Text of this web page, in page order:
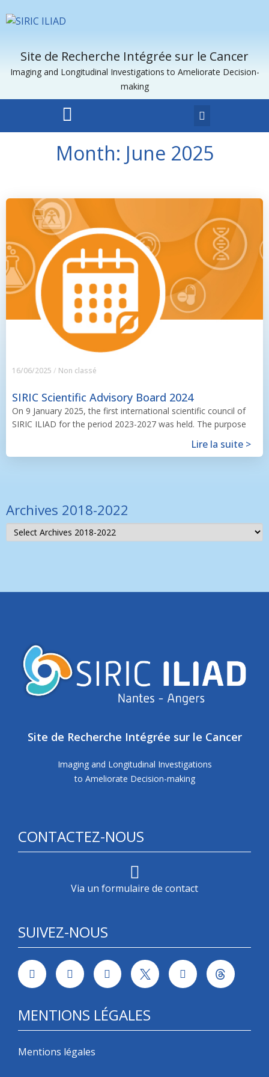
Site de Recherche Intégrée sur le Cancer
Imaging and Longitudinal Investigations to Ameliorate Decision-
making
Month: June 2025
16/06/2025 / Non classé
SIRIC Scientific Advisory Board 2024
On 9 January 2025, the first international scientific council of
SIRIC ILIAD for the period 2023-2027 was held. The purpose
Lire la suite >
Archives 2018-2022
Site de Recherche Intégrée sur le Cancer
Imaging and Longitudinal Investigations
to Ameliorate Decision-making
CONTACTEZ-NOUS
Via un formulaire de contact
SUIVEZ-NOUS
MENTIONS LÉGALES
Mentions légales